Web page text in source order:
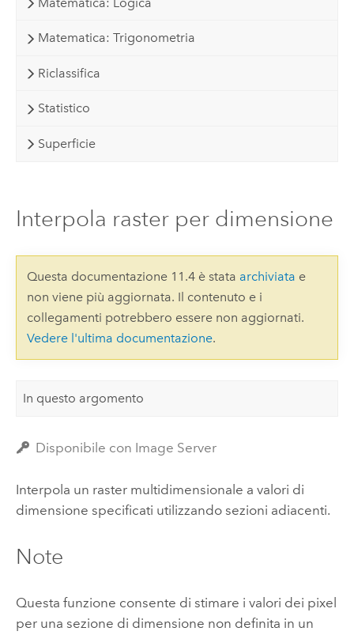
Matematica: Trigonometria
Riclassifica
Statistico
Superficie
Interpola raster per dimensione
Questa documentazione 11.4 è stata archiviata e
non viene più aggiornata. Il contenuto e i
collegamenti potrebbero essere non aggiornati.
Vedere l'ultima documentazione.
In questo argomento
Disponibile con Image Server
Interpola un raster multidimensionale a valori di
dimensione specificati utilizzando sezioni adiacenti.
Note
Questa funzione consente di stimare i valori dei pixel
per una sezione di dimensione non definita in un